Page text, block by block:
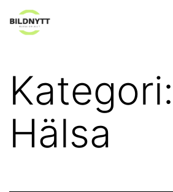
Hoppa
Bildnytt.se
Kategori:
Hälsa